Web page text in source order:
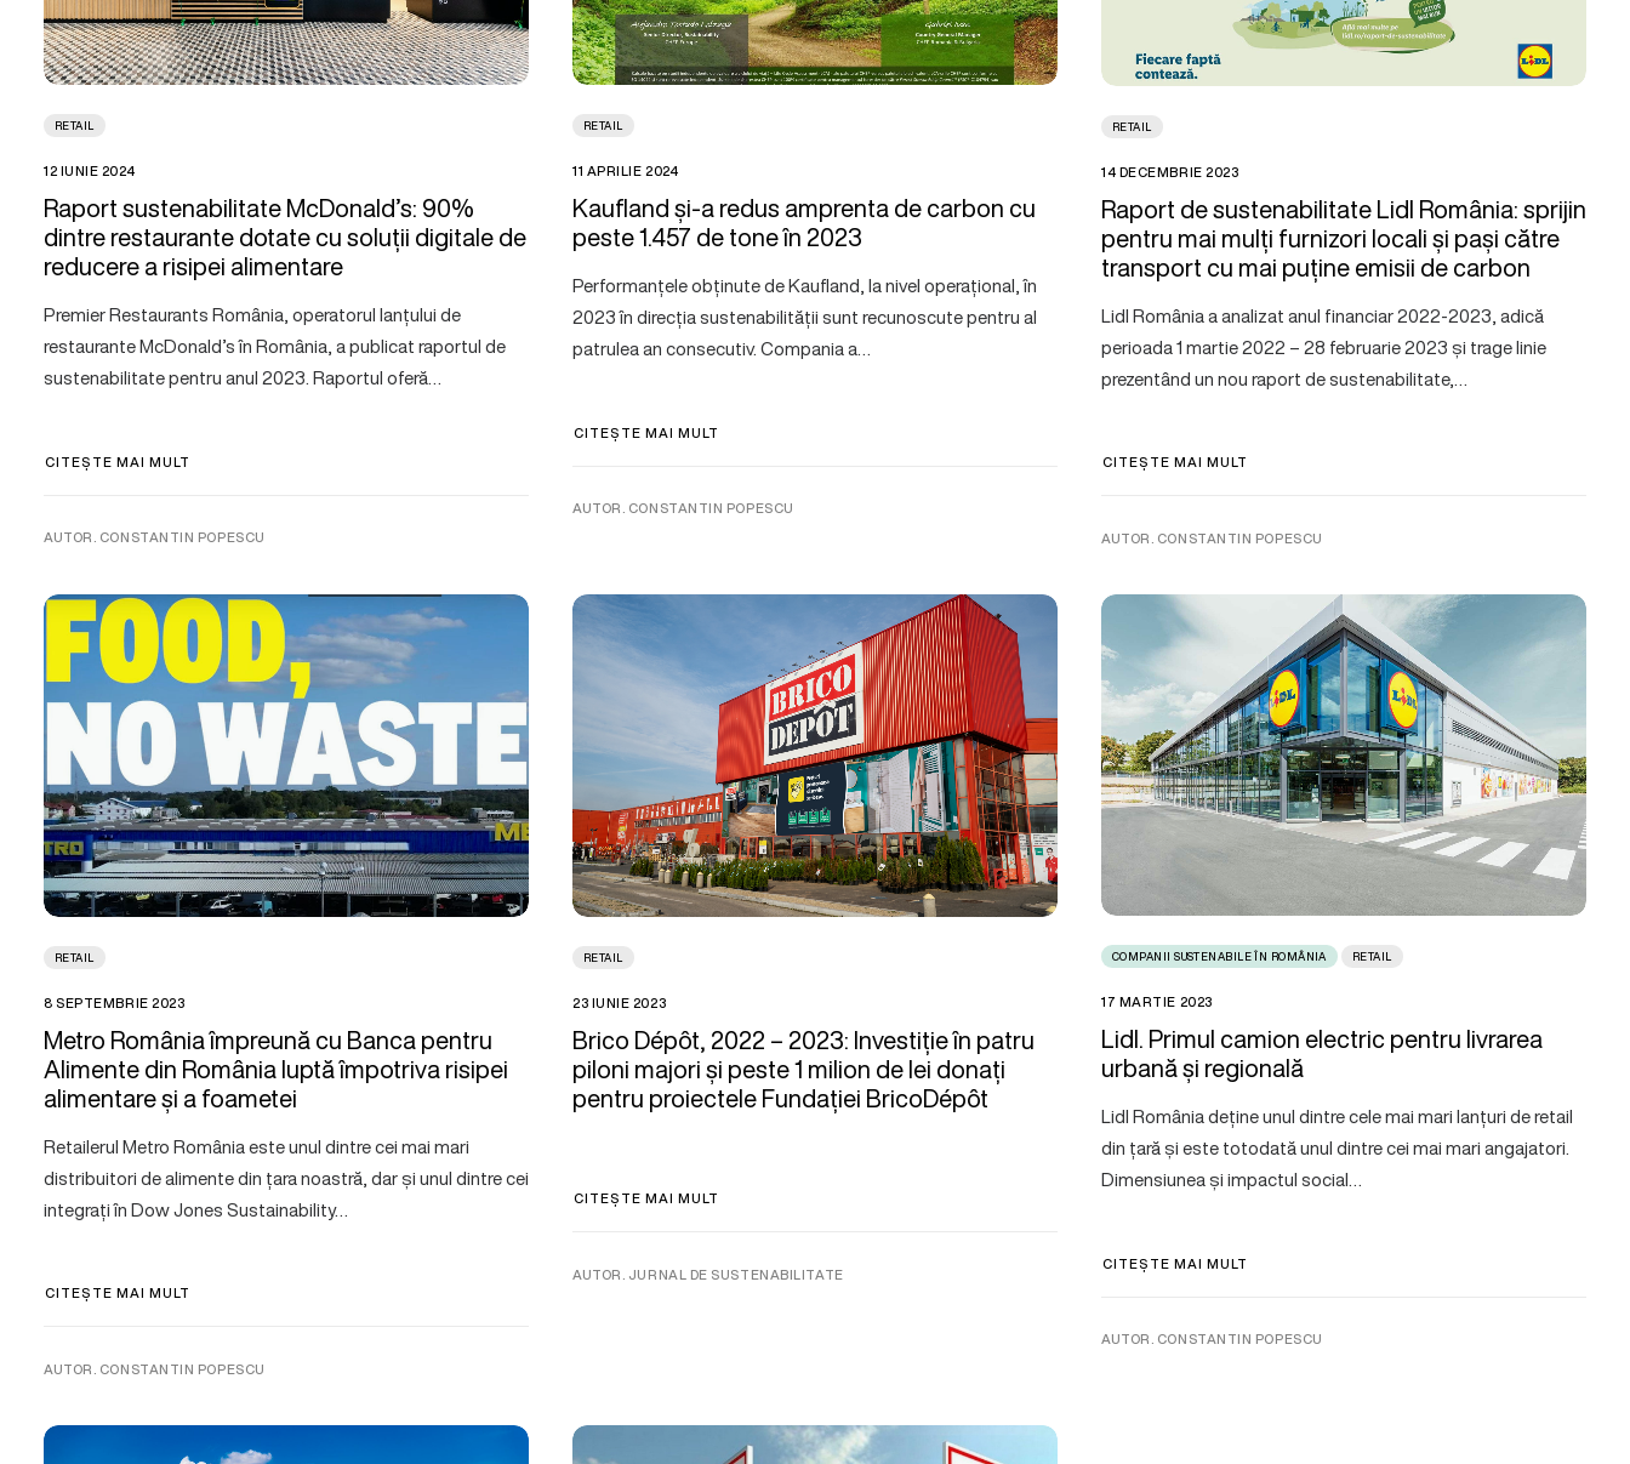
RETAIL
12 IUNIE 2024
Raport sustenabilitate McDonald’s: 90%
dintre restaurante dotate cu soluții digitale de
reducere a risipei alimentare
Premier Restaurants România, operatorul lanțului de
restaurante McDonald’s în România, a publicat raportul de
sustenabilitate pentru anul 2023. Raportul oferă…
CITEȘTE MAI MULT
AUTOR. CONSTANTIN POPESCU
RETAIL
11 APRILIE 2024
Kaufland și-a redus amprenta de carbon cu
peste 1.457 de tone în 2023
Performanțele obținute de Kaufland, la nivel operațional, în
2023 în direcția sustenabilității sunt recunoscute pentru al
patrulea an consecutiv. Compania a…
CITEȘTE MAI MULT
AUTOR. CONSTANTIN POPESCU
RETAIL
14 DECEMBRIE 2023
Raport de sustenabilitate Lidl România: sprijin
pentru mai mulți furnizori locali și pași către
transport cu mai puține emisii de carbon
Lidl România a analizat anul financiar 2022-2023, adică
perioada 1 martie 2022 – 28 februarie 2023 și trage linie
prezentând un nou raport de sustenabilitate,…
CITEȘTE MAI MULT
AUTOR. CONSTANTIN POPESCU
RETAIL
8 SEPTEMBRIE 2023
Metro România împreună cu Banca pentru
Alimente din România luptă împotriva risipei
alimentare și a foametei
Retailerul Metro România este unul dintre cei mai mari
distribuitori de alimente din țara noastră, dar și unul dintre cei
integrați în Dow Jones Sustainability…
CITEȘTE MAI MULT
AUTOR. CONSTANTIN POPESCU
RETAIL
23 IUNIE 2023
Brico Dépôt, 2022 – 2023: Investiție în patru
piloni majori și peste 1 milion de lei donați
pentru proiectele Fundației BricoDépôt
CITEȘTE MAI MULT
AUTOR. JURNAL DE SUSTENABILITATE
COMPANII SUSTENABILE ÎN ROMÂNIA RETAIL
17 MARTIE 2023
Lidl. Primul camion electric pentru livrarea
urbană și regională
Lidl România deține unul dintre cele mai mari lanțuri de retail
din țară și este totodată unul dintre cei mai mari angajatori.
Dimensiunea și impactul social…
CITEȘTE MAI MULT
AUTOR. CONSTANTIN POPESCU